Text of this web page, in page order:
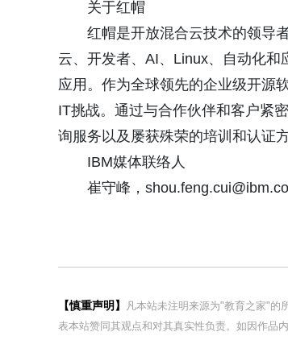
关于红帽
红帽是开放混合云技术的领导
云、开发者、AI、Linux、自动化
应用。作为全球领先的企业级开源
IT挑战。通过与合作伙伴和客户紧
询服务以及屡获殊荣的培训和认证方
IBM媒体联络人
崔守峰，
【慎重声明】
凡本站未注明来源为"教育之家"的
表本站赞同其观点和对其真实性负责。如因作品